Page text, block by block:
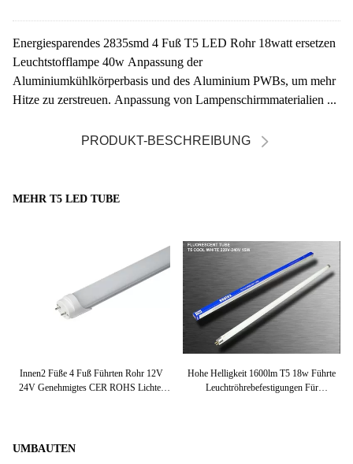
Energiesparendes 2835smd 4 Fuß T5 LED Rohr 18watt ersetzen
Leuchtstofflampe 40w Anpassung der
Aluminiumkühlkörperbasis und des Aluminium PWBs, um mehr
Hitze zu zerstreuen. Anpassung von Lampenschirmmaterialien ...
PRODUKT-BESCHREIBUNG
MEHR T5 LED TUBE
Innen2 Füße 4 Fuß Führten Rohr 12V
24V Genehmigtes CER ROHS Lichter
Hohe Helligkeit 1600lm T5 18w Führte
Leuchtröhrebefestigungen Für
UMBAUTEN